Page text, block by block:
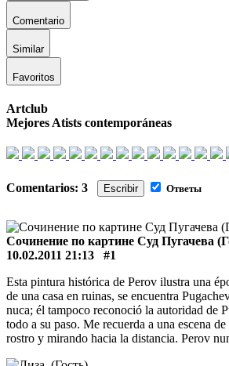
Comentario
Similar
Favoritos
Artclub
Mejores Atists contemporáneas
Comentarios: 3 Escribir Ответы
Сочинение по картине Суд Пугачева
10.02.2011 21:13
#1
Esta pintura histórica de Perov ilustra una
de una casa en ruinas, se encuentra
nuca; él tampoco reconoció la autoridad de
todo a su paso. Me recuerda a una escena
rostro y mirando hacia la distancia. Perov